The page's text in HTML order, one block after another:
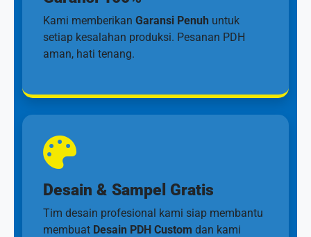
Kami memberikan Garansi Penuh untuk
setiap kesalahan produksi. Pesanan PDH
aman, hati tenang.
Desain & Sampel Gratis
Tim desain profesional kami siap membantu
membuat Desain PDH Custom dan kami